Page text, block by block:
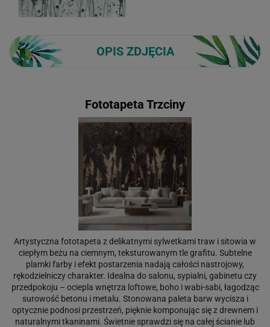
OPIS ZDJĘCIA
Fototapeta Trzciny
Artystyczna fototapeta z delikatnymi sylwetkami traw i sitowia w
ciepłym beżu na ciemnym, teksturowanym tle grafitu. Subtelne
plamki farby i efekt postarzenia nadają całości nastrojowy,
rękodzielniczy charakter. Idealna do salonu, sypialni, gabinetu czy
przedpokoju – ociepla wnętrza loftowe, boho i wabi-sabi, łagodząc
surowość betonu i metalu. Stonowana paleta barw wycisza i
optycznie podnosi przestrzeń, pięknie komponując się z drewnem i
naturalnymi tkaninami. Świetnie sprawdzi się na całej ścianie lub